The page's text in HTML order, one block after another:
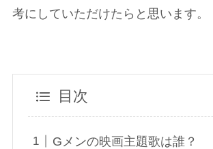
考にしていただけたらと思います。
目次
Gメンの映画主題歌は誰？